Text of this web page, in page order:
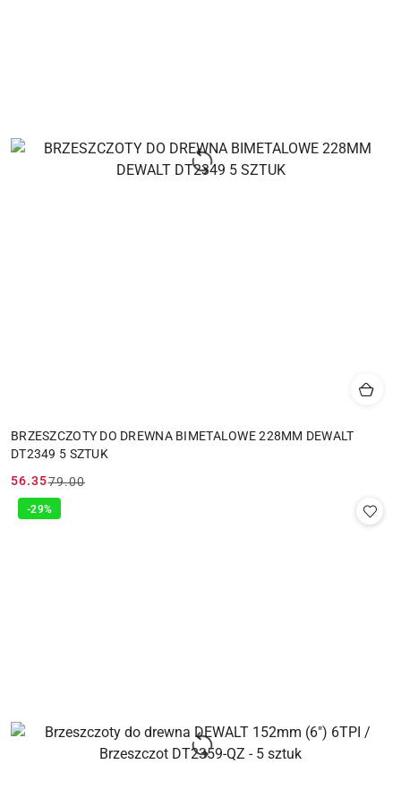
BRZESZCZOTY DO DREWNA BIMETALOWE 228MM DEWALT
DT2349 5 SZTUK
Cena
promocyjna:
56.35
Cena
przed
79.00
-29%